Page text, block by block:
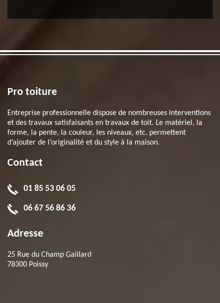
Pro toiture
Entreprise professionnelle dispose de nombreuses interventions
et des travaux satisfaisants en travaux de toit. Le matériel, la
forme, la pente, la couleur, les niveaux, etc. permettent
d’ajouter de l’originalité et du style à la maison.
Contact
01 85 53 06 05
06 67 56 86 36
Adresse
25 Rue du Champ Gaillard
78300 Poissy